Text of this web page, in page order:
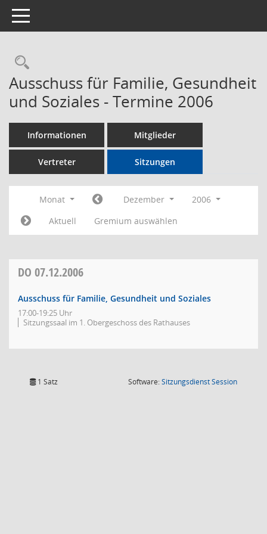
Toggle navigation
Rechercheauswahl
Ausschuss für Familie, Gesundheit
und Soziales - Termine 2006
Informationen Mitglieder
Vertreter Sitzungen
Monat Dezember
2006
Aktuell
Gremium auswählen
DO 07.12.2006
Ausschuss für Familie, Gesundheit und Soziales
17:00-19:25 Uhr
Sitzungssaal im 1. Obergeschoss des Rathauses
1 Satz Software:SitzungsdienstSession(Wird in